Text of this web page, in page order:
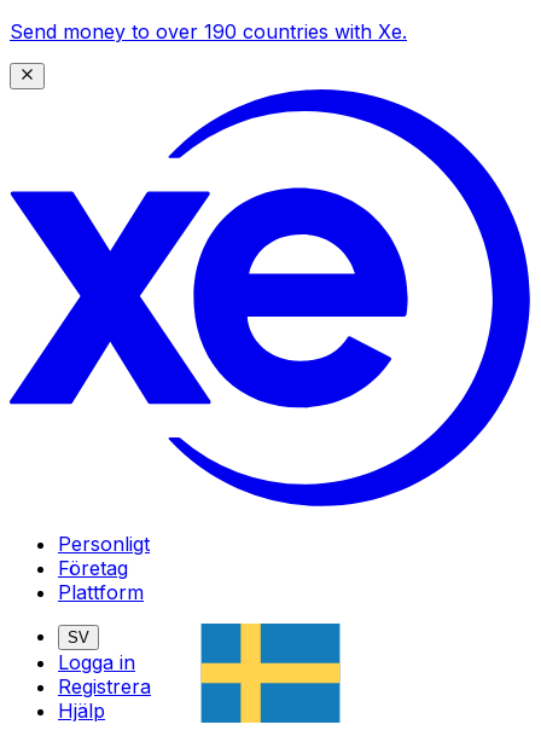
Send money to over 190 countries with Xe.
Personligt
Företag
Plattform
SV
Logga in
Registrera
Hjälp